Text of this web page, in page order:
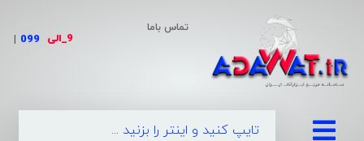
تماس باما
9_الی |